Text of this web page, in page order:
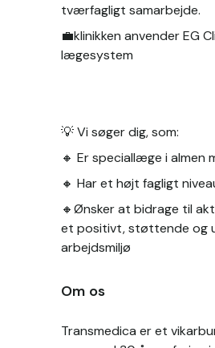
tværfagligt samarbejde.
💼klinikken anvender EG
lægesystem
💡 Vi søger dig, som:
🔸 Er speciallæge i almen
🔸 Har et højt fagligt
🔸Ønsker at bidrage til
et positivt, støttende og
arbejdsmiljø
Om os
Transmedica er et